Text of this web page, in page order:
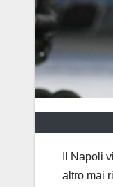
Il Napoli
altro mai